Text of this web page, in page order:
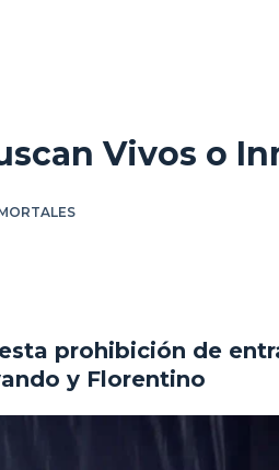
Vivos o
prohibición de
y Florentino